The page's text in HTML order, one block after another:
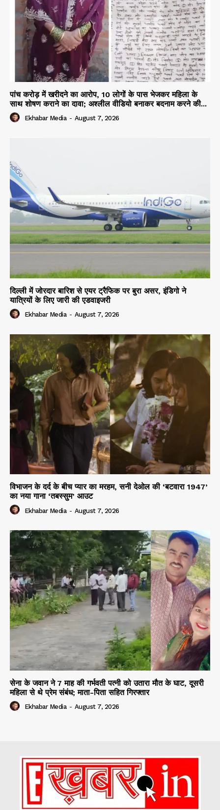
पांच करोड़ में खरीदने का आरोप, 10 लोगों के पास भेजकर महिला के
साथ शोषण कराने का दावा; अश्लील वीडियो बनाकर बदनाम करने की...
Ekhabar Media - August 7, 2026
दिल्ली में जोरदार बारिश से एयर ट्रैफिक पर बुरा असर, इंडिगो ने
यात्रियों के लिए जारी की एडवाइजरी
Ekhabar Media - August 7, 2026
विभाजन के दर्द के बीच प्यार का मरहम, सनी देओल की ‘बटवारा 1947’
का नया गाना ‘तबस्सुम’ आउट
Ekhabar Media - August 7, 2026
सेना के जवान ने 7 माह की गर्भवती पत्नी को उतारा मौत के घाट, दूसरी
महिला से थे प्रेम संबंध; माता-पिता सहित गिरफ्तार
Ekhabar Media - August 7, 2026